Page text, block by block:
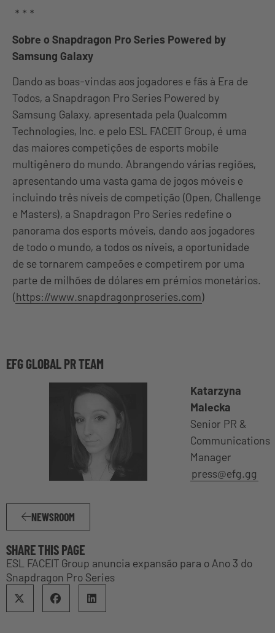
* * *
Sobre o Snapdragon Pro Series Powered by
Samsung Galaxy
Dando as boas-vindas aos jogadores e fãs à Era de
Todos, a Snapdragon Pro Series Powered by
Samsung Galaxy, apresentada pela Qualcomm
Technologies, Inc. e pelo ESL FACEIT Group, é uma
das maiores competições de esports mobile
multigênero do mundo. Abrangendo várias regiões,
apresentando uma vasta gama de jogos móveis e
incluindo três níveis de competição (Open, Challenge
e Masters), a Snapdragon Pro Series redefine o
panorama dos esports móveis, dando aos jogadores
de todo o mundo, a todos os níveis, a oportunidade
de se tornarem campeões e competirem por uma
parte de milhões de dólares em prémios monetários.
(https://www.snapdragonproseries.com)
EFG GLOBAL PR TEAM
Katarzyna
Malecka
Senior PR &
Communications
Manager
press@efg.gg
NEWSROOM
SHARE THIS PAGE
ESL FACEIT Group anuncia expansão para o Ano 3 do
Snapdragon Pro Series